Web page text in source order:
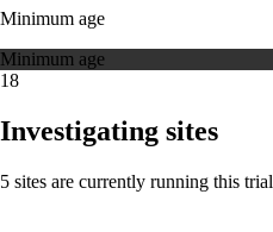
Minimum age
Minimum age
18
Investigating sites
5 sites are currently running this trial